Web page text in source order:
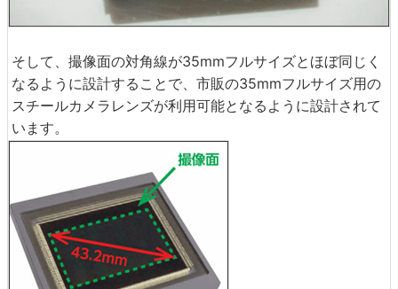
そして、撮像面の対角線が35mmフルサイズとほぼ同じく
なるように設計することで、市販の35mmフルサイズ用の
スチールカメラレンズが利用可能となるように設計されて
います。